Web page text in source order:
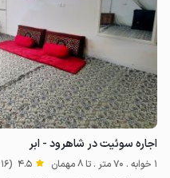
اجاره سوئیت در شاهرود - ابر
1 خوابه . 70 متر . تا 8 مهمان 4.5 (16 نظر)